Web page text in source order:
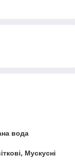
вода
Мускусні